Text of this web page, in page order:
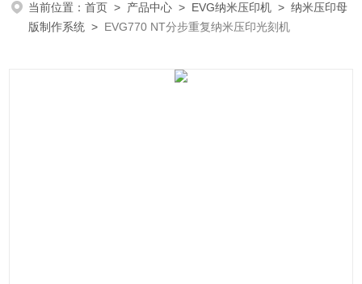
当前位置：首页 > 产品中心 > EVG纳米压印机 >纳米压印母
版制作系统 > EVG770 NT分步重复纳米压印光刻机